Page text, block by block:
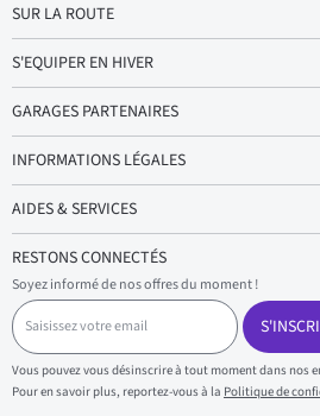
SUR LA ROUTE
S'EQUIPER EN HIVER
GARAGES PARTENAIRES
INFORMATIONS LÉGALES
AIDES & SERVICES
RESTONS CONNECTÉS
Soyez informé de nos offres du moment !
S
a
i
s
i
s
Vous pouvez vous désinscrire à tout moment dans nos
Pour en savoir plus, reportez-vous à la Politique de